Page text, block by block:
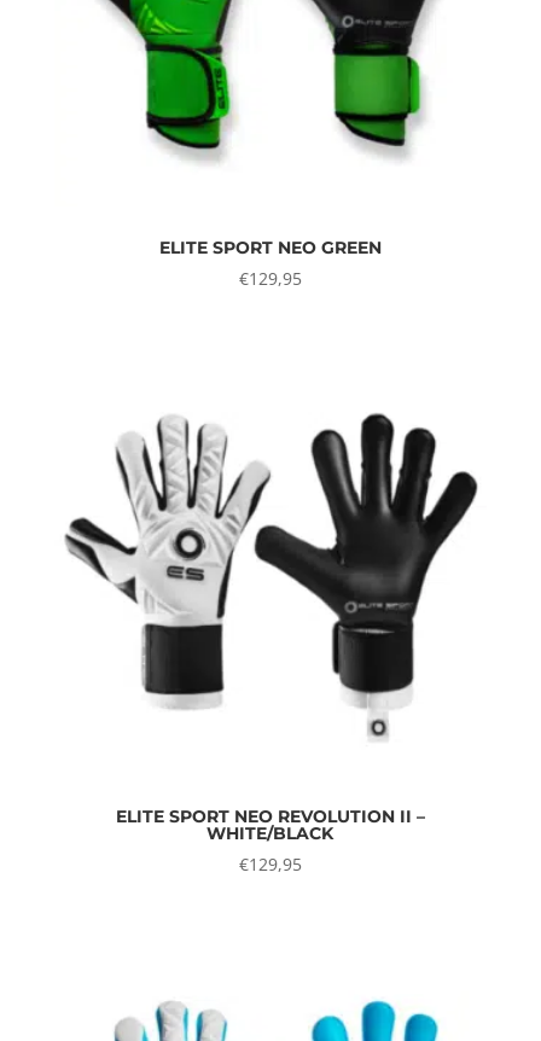
ELITE SPORT NEO GREEN
€129,95
ELITE SPORT NEO REVOLUTION II –
WHITE/BLACK
€129,95